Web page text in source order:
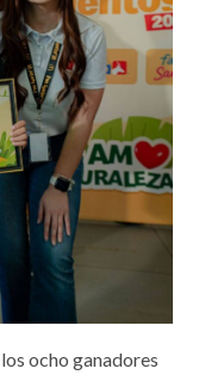
ocho ganadores